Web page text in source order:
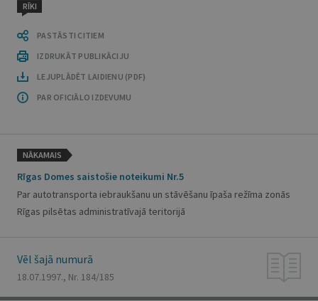
RĪKI
PASTĀSTI CITIEM
IZDRUKĀT PUBLIKĀCIJU
LEJUPLĀDĒT LAIDIENU (PDF)
PAR OFICIĀLO IZDEVUMU
NĀKAMAIS
Rīgas Domes saistošie noteikumi Nr.5
Par autotransporta iebraukšanu un stāvēšanu īpaša režīma zonās
Rīgas pilsētas administratīvajā teritorijā
Vēl šajā numurā
18.07.1997., Nr. 184/185